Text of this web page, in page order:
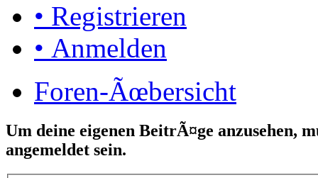
• Registrieren
• Anmelden
Foren-Ãœbersicht
Um deine eigenen BeitrÃ¤ge anzusehen,
angemeldet sein.